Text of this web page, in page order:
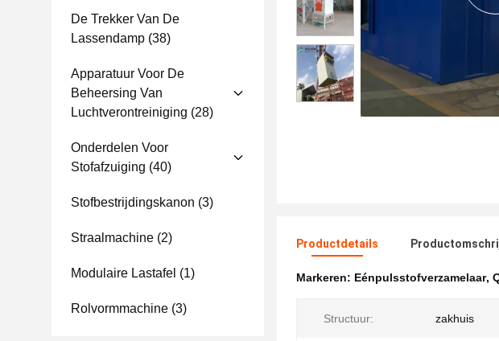
De Trekker Van De
Lassendamp (38)
Apparatuur Voor De
Beheersing Van
Luchtverontreiniging (28)
Onderdelen Voor
Stofafzuiging (40)
Stofbestrijdingskanon (3)
Straalmachine (2)
Modulaire Lastafel (1)
Rolvormmachine (3)
Productdetails
Markeren: Eénpulsstofverzamelaar,
Structuur: zakhuis